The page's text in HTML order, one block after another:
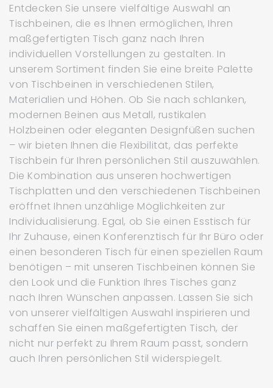
Entdecken Sie unsere vielfältige Auswahl an
Tischbeinen, die es Ihnen ermöglichen, Ihren
maßgefertigten Tisch ganz nach Ihren
individuellen Vorstellungen zu gestalten. In
unserem Sortiment finden Sie eine breite Palette
von Tischbeinen in verschiedenen Stilen,
Materialien und Höhen. Ob Sie nach schlanken,
modernen Beinen aus Metall, rustikalen
Holzbeinen oder eleganten Designfüßen suchen
– wir bieten Ihnen die Flexibilität, das perfekte
Tischbein für Ihren persönlichen Stil auszuwählen.
Die Kombination aus unseren hochwertigen
Tischplatten und den verschiedenen Tischbeinen
eröffnet Ihnen unzählige Möglichkeiten zur
Individualisierung. Egal, ob Sie einen Esstisch für
Ihr Zuhause, einen Konferenztisch für Ihr Büro oder
einen besonderen Tisch für einen speziellen Raum
benötigen – mit unseren Tischbeinen können Sie
den Look und die Funktion Ihres Tisches ganz
nach Ihren Wünschen anpassen. Lassen Sie sich
von unserer vielfältigen Auswahl inspirieren und
schaffen Sie einen maßgefertigten Tisch, der
nicht nur perfekt zu Ihrem Raum passt, sondern
auch Ihren persönlichen Stil widerspiegelt.